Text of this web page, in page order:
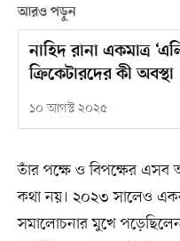
আরও পড়ুন
নাহিদ রানা একমাত্র
ক্রিকেটারদের কী অবস্থা
১০ আগস্ট ২০২৫
তাঁর পক্ষে ও বিপক্ষের এসব
কথা নয়। ২০২৩ সালেও
সমালোচনার মুখে